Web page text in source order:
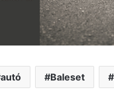
autó Baleset